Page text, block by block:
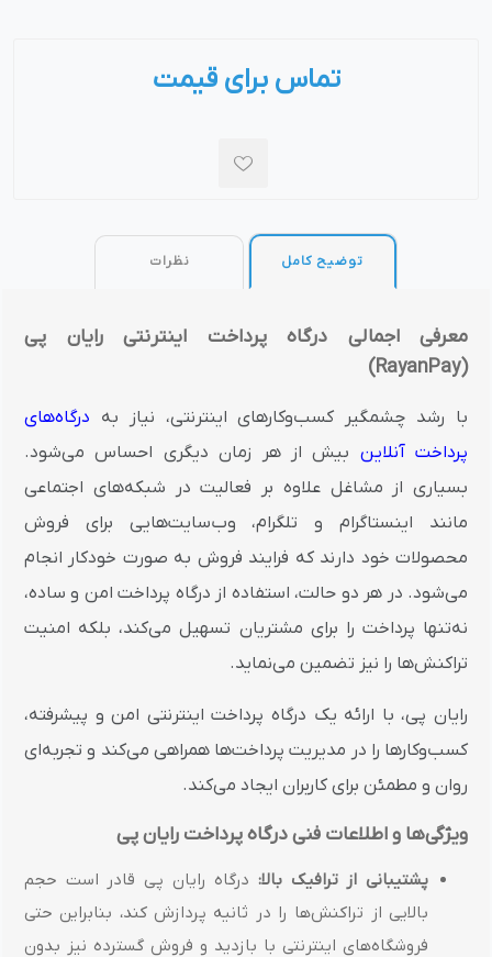
تماس برای قیمت
توضیح کامل نظرات
معرفی اجمالی درگاه پرداخت اینترنتی رایان پی
(RayanPay)
با رشد چشمگیر کسب‌وکارهای اینترنتی، نیاز به درگاه‌های
پرداخت آنلاین بیش از هر زمان دیگری احساس می‌شود.
بسیاری از مشاغل علاوه بر فعالیت در شبکه‌های اجتماعی
مانند اینستاگرام و تلگرام، وب‌سایت‌هایی برای فروش
محصولات خود دارند که فرایند فروش به صورت خودکار انجام
می‌شود. در هر دو حالت، استفاده از درگاه پرداخت امن و ساده،
نه‌تنها پرداخت را برای مشتریان تسهیل می‌کند، بلکه امنیت
تراکنش‌ها را نیز تضمین می‌نماید.
رایان پی، با ارائه یک درگاه پرداخت اینترنتی امن و پیشرفته،
کسب‌وکارها را در مدیریت پرداخت‌ها همراهی می‌کند و تجربه‌ای
روان و مطمئن برای کاربران ایجاد می‌کند.
ویژگی‌ها و اطلاعات فنی درگاه پرداخت رایان پی
پشتیبانی از ترافیک بالا: درگاه رایان پی قادر است حجم
بالایی از تراکنش‌ها را در ثانیه پردازش کند، بنابراین حتی
فروشگاه‌های اینترنتی با بازدید و فروش گسترده نیز بدون